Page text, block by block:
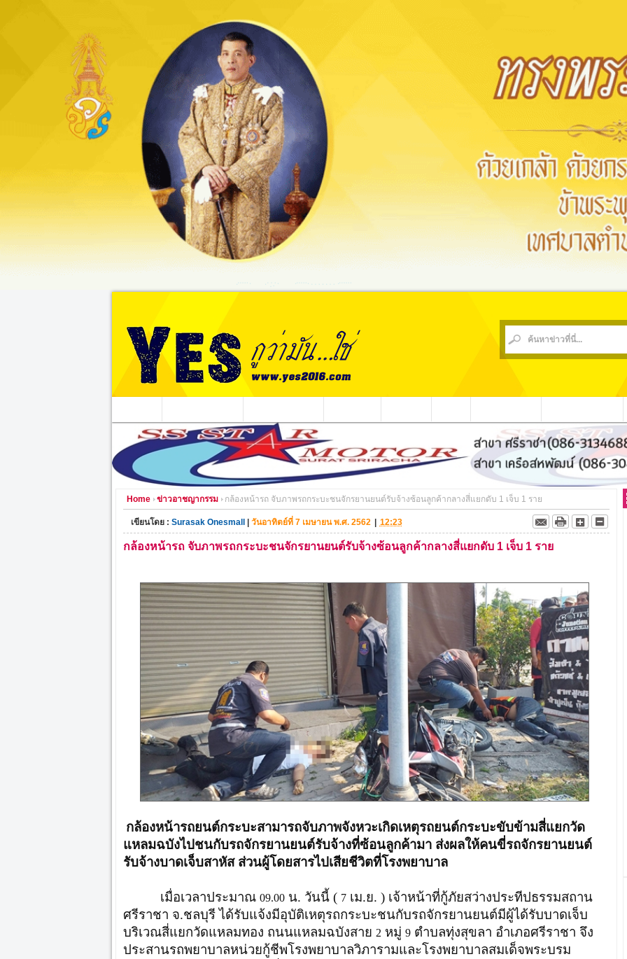
Home ข่าวอาชญากรรม กล้องหน้ารถ จับภาพรถกระบะชนจักรยานยนต์รับจ้างซ้อนลูกค้ากลางสี่แยกดับ 1 เจ็บ 1 ราย
เขียนโดย : Surasak Onesmall วันอาทิตย์ที่ 7 เมษายน พ.ศ. 2562 12:23
กล้องหน้ารถ จับภาพรถกระบะชนจักรยานยนต์รับจ้างซ้อนลูกค้ากลางสี่แยกดับ 1 เจ็บ 1 ราย
กล้องหน้ารถยนต์กระบะสามารถจับภาพจังหวะเกิดเหตุรถยนต์กระบะขับข้ามสี่แยกวัด
แหลมฉบังไปชนกับรถจักรยานยนต์รับจ้างที่ซ้อนลูกค้ามา ส่งผลให้คนขี่รถจักรยานยนต์
รับจ้างบาดเจ็บสาหัส ส่วนผู้โดยสารไปเสียชีวิตที่โรงพยาบาล
เมื่อเวลาประมาณ 09.00น. วันนี้ ( 7เม.ย. ) เจ้าหน้าที่กู้ภัยสว่างประทีปธรรมสถาน
ศรีราชา จ.ชลบุรี ได้รับแจ้งมีอุบัติเหตุรถกระบะชนกับรถจักรยานยนต์มีผู้ได้รับบาดเจ็บ
บริเวณสี่แยกวัดแหลมทอง ถนนแหลมฉบังสาย 2หมู่ 9ตำบลทุ่งสุขลา อำเภอศรีราชา จึง
ประสานรถพยาบาลหน่วยกู้ชีพโรงพยาบาลวิภารามและโรงพยาบาลสมเด็จพระบรม